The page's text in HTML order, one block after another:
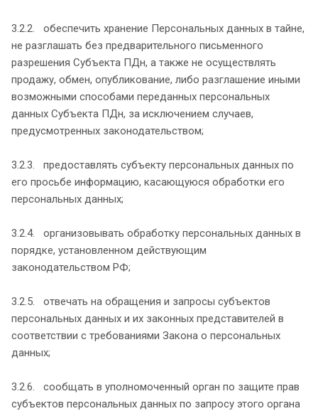
3.2.2. обеспечить хранение Персональных данных в тайне,
не разглашать без предварительного письменного
разрешения Субъекта ПДн, а также не осуществлять
продажу, обмен, опубликование, либо разглашение иными
возможными способами переданных персональных
данных Субъекта ПДн, за исключением случаев,
предусмотренных законодательством;
3.2.3. предоставлять субъекту персональных данных по
его просьбе информацию, касающуюся обработки его
персональных данных;
3.2.4. организовывать обработку персональных данных в
порядке, установленном действующим
законодательством РФ;
3.2.5. отвечать на обращения и запросы субъектов
персональных данных и их законных представителей в
соответствии с требованиями Закона о персональных
данных;
3.2.6. сообщать в уполномоченный орган по защите прав
субъектов персональных данных по запросу этого органа